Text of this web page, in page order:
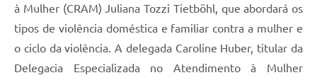
à Mulher (CRAM) Juliana Tozzi Tietböhl, que abordará os
tipos de violência doméstica e familiar contra a mulher e
o ciclo da violência. A delegada Caroline Huber, titular da
Delegacia Especializada no Atendimento à Mulher